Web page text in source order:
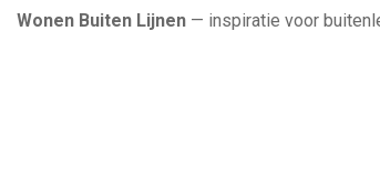
Wonen Buiten Lijnen — inspiratie voor